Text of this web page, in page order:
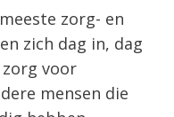
zorg- en
zich dag in, dag
voor
mensen die